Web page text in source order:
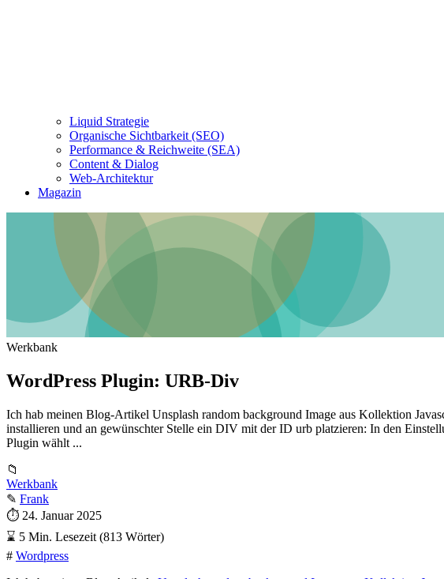
Liquid Strategie
Organische Sichtbarkeit (SEO)
Performance & Reichweite (SEA)
Content & Dialog
Web-Architektur
Magazin
Werkbank
WordPress Plugin: URB-Div
Ich hab meinen Blog-Artikel Unsplash random background Image aus Kollektion
installieren und an gewünschter Stelle ein DIV mit der ID urb platzieren: In den
Plugin wählt ...
📁
Werkbank
✎ Frank
⏱ 24. Januar 2025
⌛ 5 Min. Lesezeit (813 Wörter)
# Wordpress